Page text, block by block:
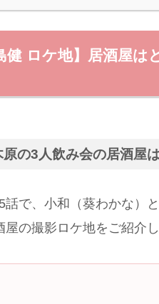
ロケ地】居酒屋は
原の3人飲み会の居酒屋
で、 小和（葵わかな）
の撮影ロケ地をご紹介し